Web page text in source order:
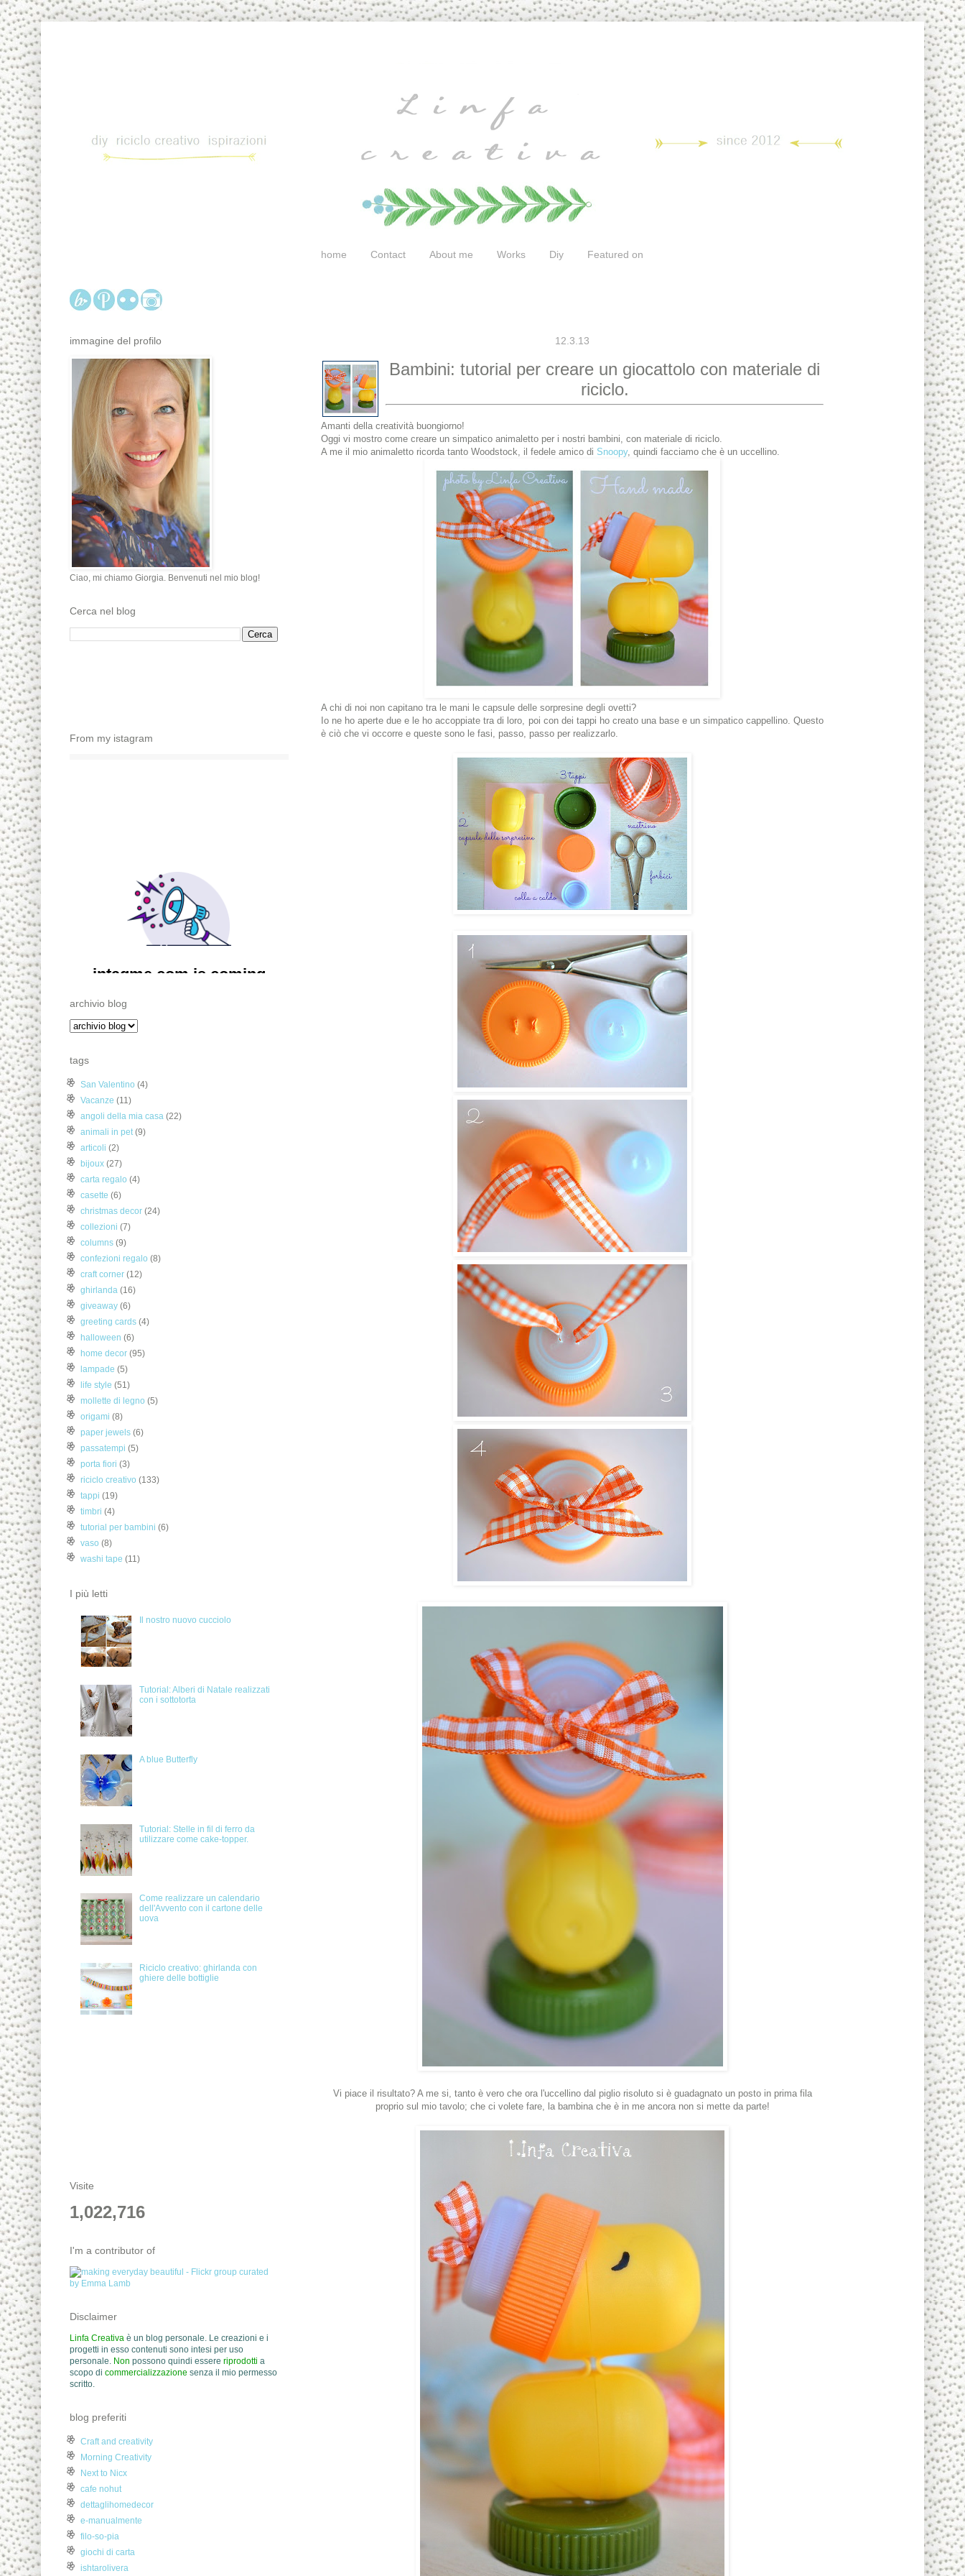
home Contact About me Works Diy Featured on
12.3.13
Bambini: tutorial per creare un giocattolo con materiale di
riciclo.
Amanti della creatività buongiorno!
Oggi vi mostro come creare un simpatico animaletto per i nostri bambini, con materiale di riciclo.
A me il mio animaletto ricorda tanto Woodstock, il fedele amico di Snoopy, quindi facciamo che è un uccellino.
A chi di noi non capitano tra le mani le capsule delle sorpresine degli ovetti?
Io ne ho aperte due e le ho accoppiate tra di loro, poi con dei tappi ho creato una base e un simpatico cappellino. Questo
è ciò che vi occorre e queste sono le fasi, passo, passo per realizzarlo.
Vi piace il risultato? A me si, tanto è vero che ora l'uccellino dal piglio risoluto si è guadagnato un posto in prima fila
proprio sul mio tavolo; che ci volete fare, la bambina che è in me ancora non si mette da parte!
immagine del profilo
Ciao, mi chiamo Giorgia. Benvenuti nel mio blog!
Cerca nel blog
From my istagram
archivio blog
tags
San Valentino (4)
Vacanze (11)
angoli della mia casa (22)
animali in pet (9)
articoli (2)
bijoux (27)
carta regalo (4)
casette (6)
christmas decor (24)
collezioni (7)
columns (9)
confezioni regalo (8)
craft corner (12)
ghirlanda (16)
giveaway (6)
greeting cards (4)
halloween (6)
home decor (95)
lampade (5)
life style (51)
mollette di legno (5)
origami (8)
paper jewels (6)
passatempi (5)
porta fiori (3)
riciclo creativo (133)
tappi (19)
timbri (4)
tutorial per bambini (6)
vaso (8)
washi tape (11)
I più letti
Il nostro nuovo cucciolo
Tutorial: Alberi di Natale realizzati
con i sottotorta
A blue Butterfly
Tutorial: Stelle in fil di ferro da
utilizzare come cake-topper.
Come realizzare un calendario
dell'Avvento con il cartone delle
uova
Riciclo creativo: ghirlanda con
ghiere delle bottiglie
Visite
1,022,716
I'm a contributor of
Disclaimer
Linfa Creativa è un blog personale. Le creazioni e i
progetti in esso contenuti sono intesi per uso
personale. Non possono quindi essere riprodotti a
scopo di commercializzazione senza il mio permesso
scritto.
blog preferiti
Craft and creativity
Morning Creativity
Next to Nicx
cafe nohut
dettaglihomedecor
e-manualmente
filo-so-pia
giochi di carta
ishtarolivera